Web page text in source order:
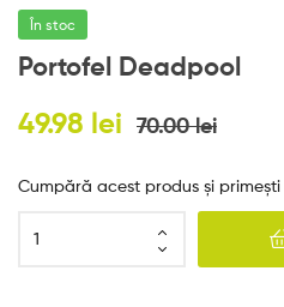
s
În stoc
Portofel Deadpool
70.00lei
49.98 lei
Cumpără acest produs și primești